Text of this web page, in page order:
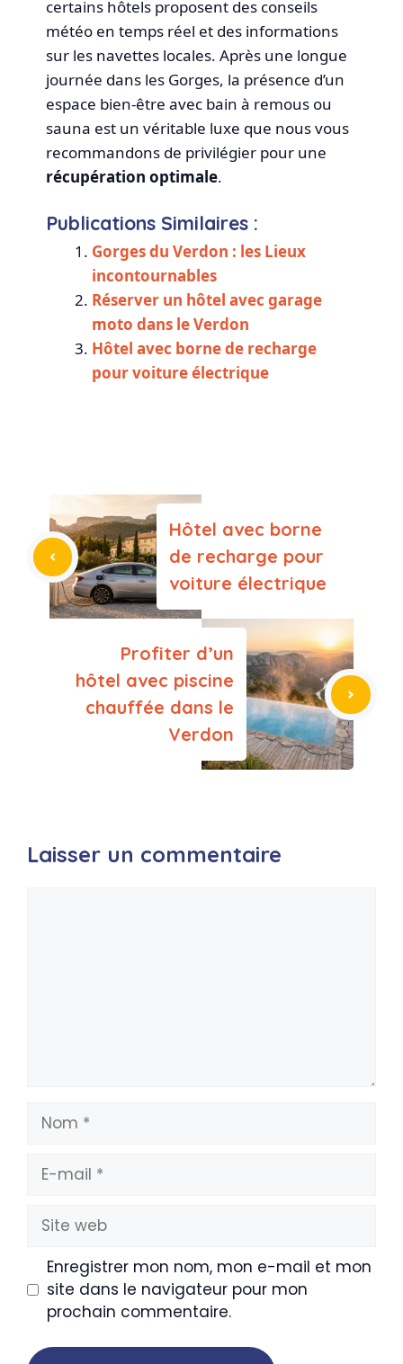
certains hôtels proposent des conseils
météo en temps réel et des informations
sur les navettes locales. Après une longue
journée dans les Gorges, la présence d’un
espace bien-être avec bain à remous ou
sauna est un véritable luxe que nous vous
recommandons de privilégier pour une
récupération optimale.
Publications Similaires :
Gorges du Verdon : les Lieux
incontournables
Réserver un hôtel avec garage
moto dans le Verdon
Hôtel avec borne de recharge
pour voiture électrique
Hôtel avec borne
de recharge pour
voiture électrique
Profiter d’un
hôtel avec piscine
chauffée dans le
Verdon
Laisser un commentaire
Nom
mail
Site
web
Enregistrer mon nom, mon e-mail et mon
site dans le navigateur pour mon
prochain commentaire.